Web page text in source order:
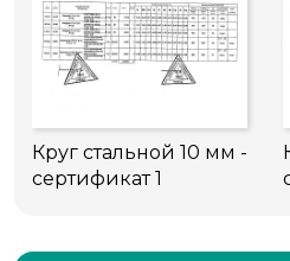
Круг стальной 10 мм -
сертификат 1